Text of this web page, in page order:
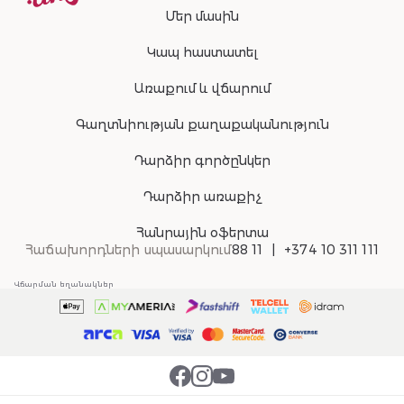
Մեր մասին
Կապ հաստատել
Առաքում և վճարում
Գաղտնիության քաղաքականություն
Դարձիր գործընկեր
Դարձիր առաքիչ
Հանրային օֆերտա
Հաճախորդների սպասարկում88 11 +374 10 311 111
Վճարման եղանակներ